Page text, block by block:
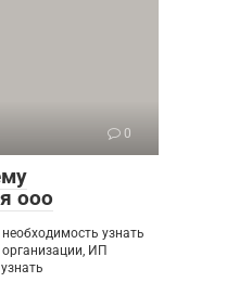
0
ооо
узнать
ИП